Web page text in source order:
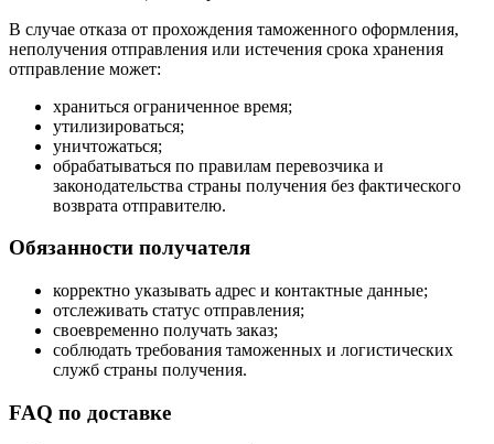
В случае отказа от прохождения таможенного оформления,
неполучения отправления или истечения срока хранения
отправление может:
храниться ограниченное время;
утилизироваться;
уничтожаться;
обрабатываться по правилам перевозчика и
законодательства страны получения без фактического
возврата отправителю.
Обязанности получателя
корректно указывать адрес и контактные данные;
отслеживать статус отправления;
своевременно получать заказ;
соблюдать требования таможенных и логистических
служб страны получения.
FAQ по доставке